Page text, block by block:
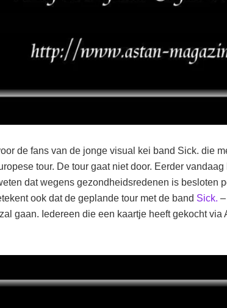
de fans van de jonge visual kei band Sick. die
tour. De tour gaat niet door. Eerder
dat wegens gezondheidsredenen is besloten
ook dat de geplande tour met de band Sick.
gaan. Iedereen die een kaartje heeft gekocht via